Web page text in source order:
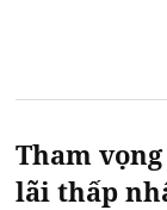
Tham
lãi thấp